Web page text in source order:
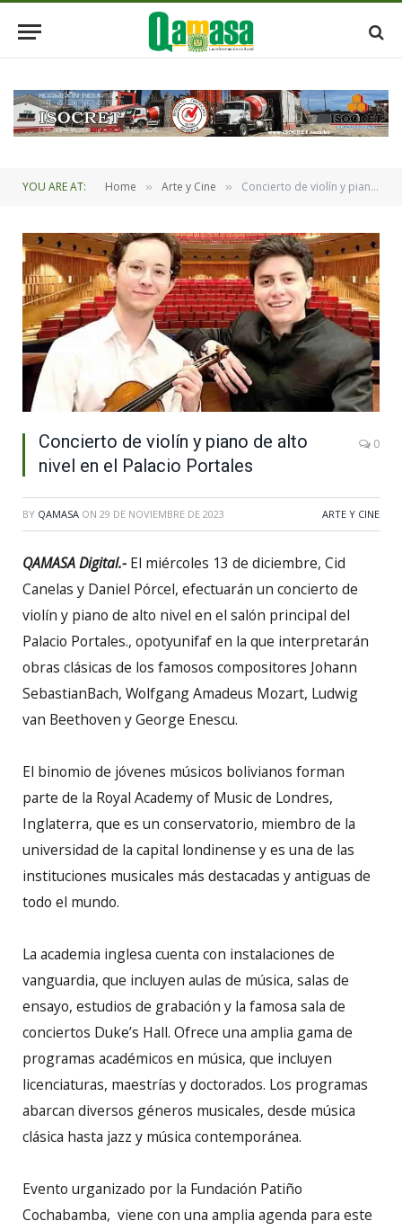
YOU ARE AT: Home » Arte y Cine » Concierto de violín y piano de alto nivel en el Palacio Portales
Concierto de violín y piano de alto
nivel en el Palacio Portales
0
BY QAMASA ON 29 DE NOVIEMBRE DE 2023 ARTE Y CINE
QAMASA Digital.- El miércoles 13 de diciembre, Cid
Canelas y Daniel Pórcel, efectuarán un concierto de
violín y piano de alto nivel en el salón principal del
Palacio Portales., opotyunifaf en la que interpretarán
obras clásicas de los famosos compositores Johann
SebastianBach, Wolfgang Amadeus Mozart, Ludwig
van Beethoven y George Enescu.
El binomio de jóvenes músicos bolivianos forman
parte de la Royal Academy of Music de Londres,
Inglaterra, que es un conservatorio, miembro de la
universidad de la capital londinense y es una de las
instituciones musicales más destacadas y antiguas de
todo el mundo.
La academia inglesa cuenta con instalaciones de
vanguardia, que incluyen aulas de música, salas de
ensayo, estudios de grabación y la famosa sala de
conciertos Duke’s Hall. Ofrece una amplia gama de
programas académicos en música, que incluyen
licenciaturas, maestrías y doctorados. Los programas
abarcan diversos géneros musicales, desde música
clásica hasta jazz y música contemporánea.
Evento urganizado por la Fundación Patiño
Cochabamba, viene con una amplia agenda para este